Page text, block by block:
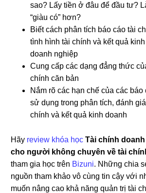
sao? Lấy tiền ở đâu để đầu tư?
“giàu có” hơn?
Biết cách phân tích báo cáo tài
tình hình tài chính và kết quả
doanh nghiệp
Cung cấp các dạng đẳng thức
chính căn bản
Nắm rõ các hạn chế của các báo
sử dụng trong phân tích, đánh
chính và kết quả kinh doanh
Hãy review khóa học Tài chính
cho người không chuyên về tài
tham gia học trên Bizuni. Những chia
nguồn tham khảo vô cùng tin cậy với
muốn nâng cao khả năng quản trị tài